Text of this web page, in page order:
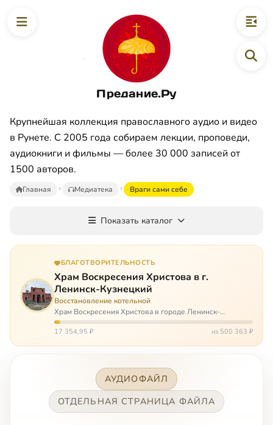
Предание.Ру
Крупнейшая коллекция православного аудио и видео
в Рунете. С 2005 года собираем лекции, проповеди,
аудиокниги и фильмы — более 30 000 записей от
1500 авторов.
Главная Медиатека Враги сами себе
Показать каталог
БЛАГОТВОРИТЕЛЬНОСТЬ
Храм Воскресения Христова в г.
Ленинск-Кузнецкий
Восстановление котельной
Храм Воскресения Христова в городе Ленинск-
Кузнецкий в Кемеровской области – совсем новый, он
открылся всего 20 назад. И сейчас храм может вообще
17 354,95 ₽ из 500 363 ₽
АУДИОФАЙЛ
ОТДЕЛЬНАЯ СТРАНИЦА ФАЙЛА